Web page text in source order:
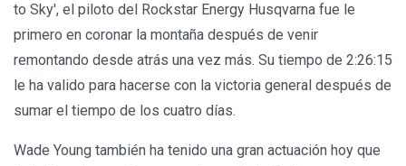
to Sky', el piloto del Rockstar Energy Husqvarna fue le
primero en coronar la montaña después de venir
remontando desde atrás una vez más. Su tiempo de 2:26:15
le ha valido para hacerse con la victoria general después de
sumar el tiempo de los cuatro días.
Wade Young también ha tenido una gran actuación hoy que